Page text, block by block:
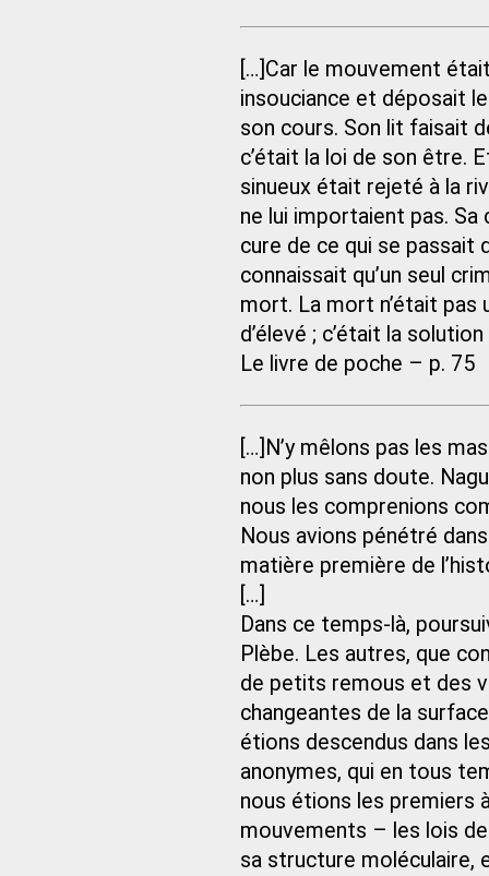
[…]Car le mouvement
insouciance et déposait
son cours. Son lit faisait
c’était la loi de son être.
sinueux était rejeté à la
ne lui importaient pas. Sa
cure de ce qui se
connaissait qu’un seul
mort. La mort n’était pas
d’élevé ; c’était la
Le livre de poche – p. 75
[…]N’y mêlons pas les
non plus sans doute.
nous les comprenions
Nous avions pénétré
matière première de
[…]
Dans ce temps-là,
Plèbe. Les autres, que
de petits remous et des
changeantes de la
étions descendus dans
anonymes, qui en tous
nous étions les premiers
mouvements – les lois
sa structure moléculaire,